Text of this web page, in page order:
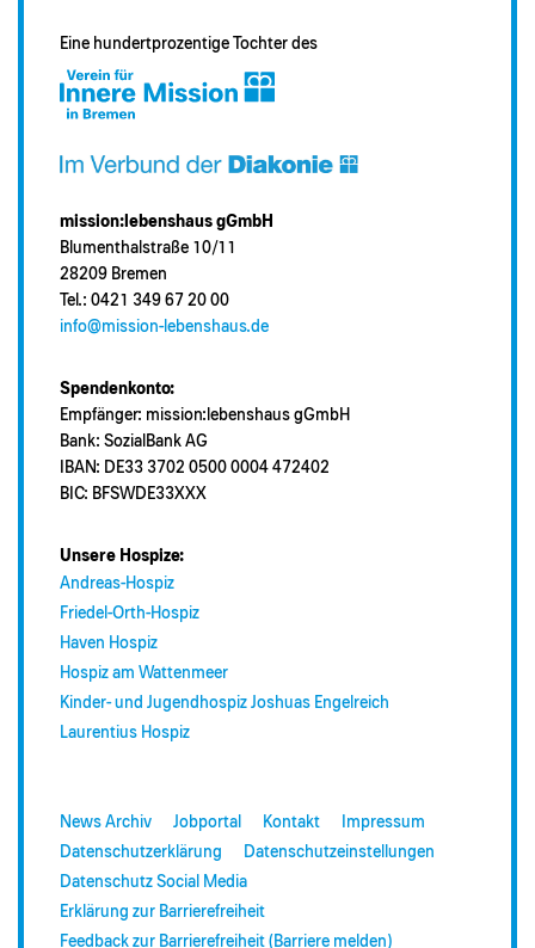
Eine hundertprozentige Tochter des
mission:lebenshaus gGmbH
Blumenthalstraße 10/11
28209 Bremen
Tel.: 0421 349 67 20 00
info@mission-lebenshaus.de
Spendenkonto:
Empfänger: mission:lebenshaus gGmbH
Bank: SozialBank AG
IBAN: DE33 3702 0500 0004 472402
BIC: BFSWDE33XXX
Unsere Hospize:
Andreas-Hospiz
Friedel-Orth-Hospiz
Haven Hospiz
Hospiz am Wattenmeer
Kinder- und Jugendhospiz Joshuas Engelreich
Laurentius Hospiz
News Archiv Jobportal Kontakt
Impressum
Datenschutzerklärung
Datenschutzeinstellungen
Datenschutz Social Media
Erklärung zur Barrierefreiheit
Feedback zur Barrierefreiheit (Barriere melden)